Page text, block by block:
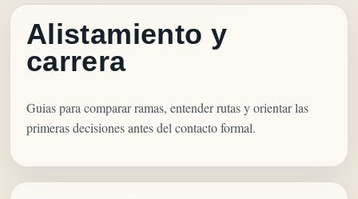
Alistamiento y
carrera
Guias para comparar ramas, entender rutas y orientar las
primeras decisiones antes del contacto formal.